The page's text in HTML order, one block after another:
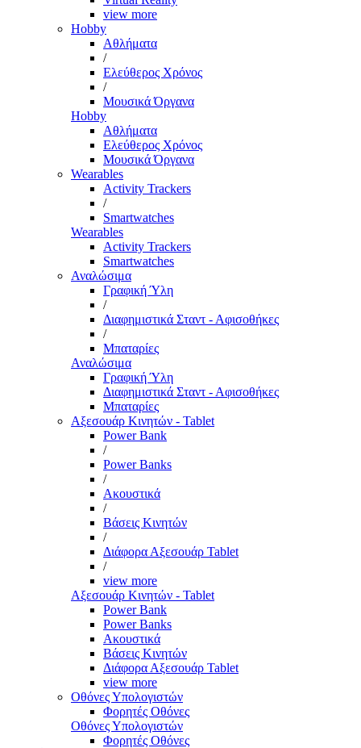
view more
Hobby
Αθλήματα
/
Ελεύθερος Χρόνος
/
Μουσικά Όργανα
Hobby
Αθλήματα
Ελεύθερος Χρόνος
Μουσικά Όργανα
Wearables
Activity Trackers
/
Smartwatches
Wearables
Activity Trackers
Smartwatches
Αναλώσιμα
Γραφική Ύλη
/
Διαφημιστικά Σταντ - Αφισοθήκες
/
Μπαταρίες
Αναλώσιμα
Γραφική Ύλη
Διαφημιστικά Σταντ - Αφισοθήκες
Μπαταρίες
Αξεσουάρ Κινητών - Tablet
Power Bank
/
Power Banks
/
Ακουστικά
/
Βάσεις Κινητών
/
Διάφορα Αξεσουάρ Tablet
/
view more
Αξεσουάρ Κινητών - Tablet
Power Bank
Power Banks
Ακουστικά
Βάσεις Κινητών
Διάφορα Αξεσουάρ Tablet
view more
Οθόνες Υπολογιστών
Φορητές Οθόνες
Οθόνες Υπολογιστών
Φορητές Οθόνες